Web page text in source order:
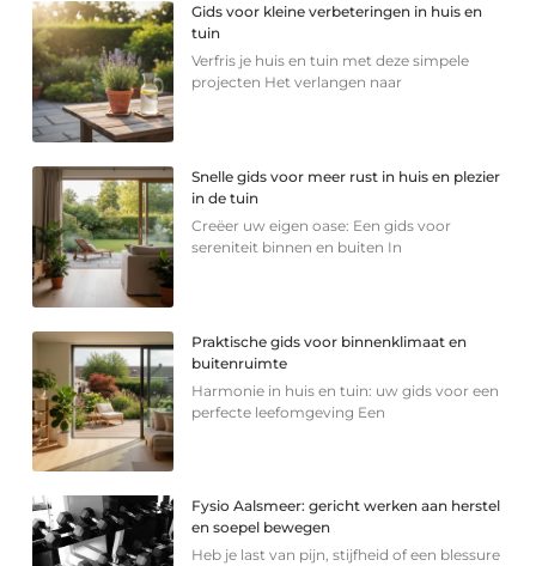
Gids voor kleine verbeteringen in huis en
tuin
Verfris je huis en tuin met deze simpele
projecten Het verlangen naar
Snelle gids voor meer rust in huis en plezier
in de tuin
Creëer uw eigen oase: Een gids voor
sereniteit binnen en buiten In
Praktische gids voor binnenklimaat en
buitenruimte
Harmonie in huis en tuin: uw gids voor een
perfecte leefomgeving Een
Fysio Aalsmeer: gericht werken aan herstel
en soepel bewegen
Heb je last van pijn, stijfheid of een blessure